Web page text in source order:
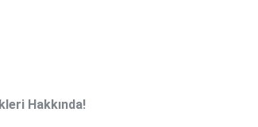
Hakkında!